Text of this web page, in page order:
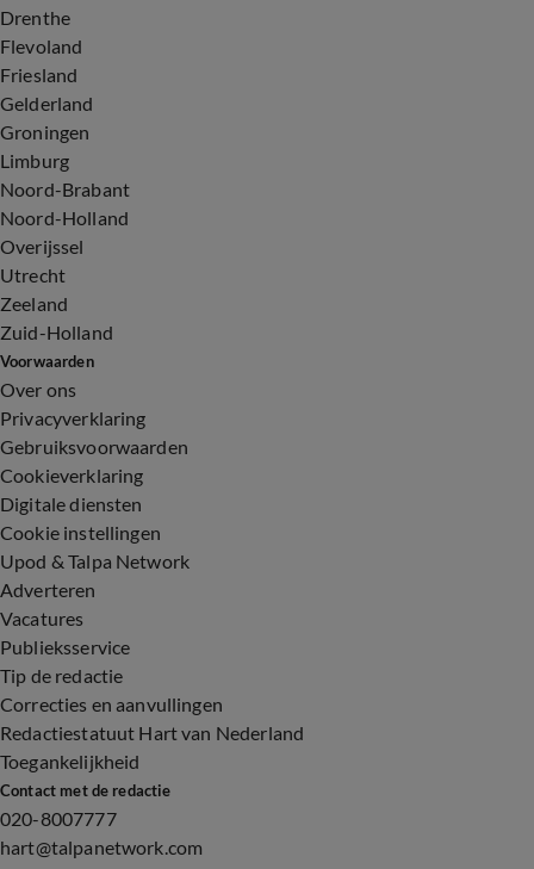
Drenthe
Flevoland
Friesland
Gelderland
Groningen
Limburg
Noord-Brabant
Noord-Holland
Overijssel
Utrecht
Zeeland
Zuid-Holland
Voorwaarden
Over ons
Privacyverklaring
Gebruiksvoorwaarden
Cookieverklaring
Digitale diensten
Cookie instellingen
Upod & Talpa Network
Adverteren
Vacatures
Publieksservice
Tip de redactie
Correcties en aanvullingen
Redactiestatuut Hart van Nederland
Toegankelijkheid
Contact met de redactie
020-8007777
hart@talpanetwork.com